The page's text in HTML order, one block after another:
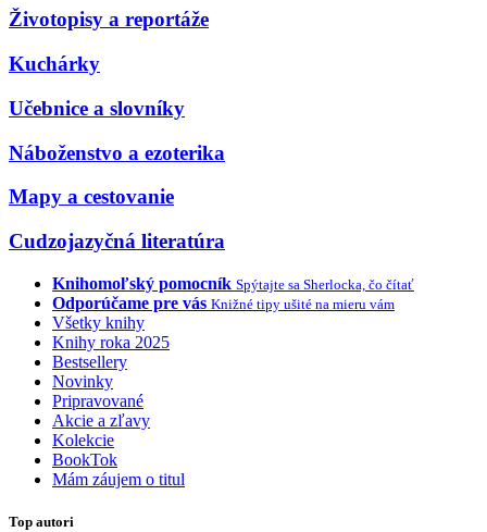
Životopisy a reportáže
Kuchárky
Učebnice a slovníky
Náboženstvo a ezoterika
Mapy a cestovanie
Cudzojazyčná literatúra
Knihomoľský pomocník Spýtajte sa Sherlocka, čo čítať
Odporúčame pre vás Knižné tipy ušité na mieru vám
Všetky knihy
Knihy roka 2025
Bestsellery
Novinky
Pripravované
Akcie a zľavy
Kolekcie
BookTok
Mám záujem o titul
Top autori